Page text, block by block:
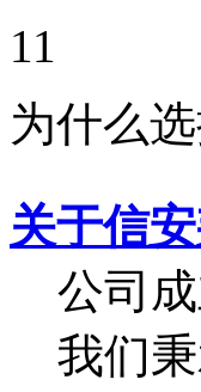
11
为什么
关于信
公司
我们